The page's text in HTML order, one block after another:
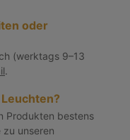
oder
(werktags 9–13
.
Produkten bestens
unseren